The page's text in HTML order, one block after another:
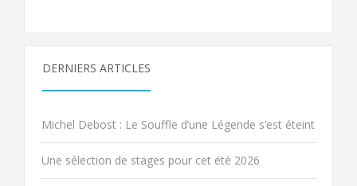
DERNIERS ARTICLES
Michel Debost : Le Souffle d’une Légende s’est éteint
Une sélection de stages pour cet été 2026